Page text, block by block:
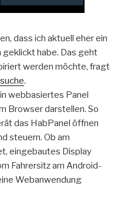
dass ich aktuell eher ein
geklickt habe. Das geht
werden möchte, fragt
.
webbasiertes Panel
Browser darstellen. So
das HabPanel öffnen
steuern. Ob am
eingebautes Display
Fahrersitz am Android-
Webanwendung